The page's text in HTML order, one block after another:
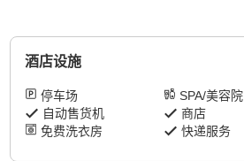
酒店设施
停车场
SPA/美容院
自动售货机
商店
免费洗衣房
快递服务